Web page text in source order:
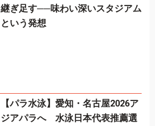
継ぎ足す──味わい深いスタジアム
という発想
【パラ水泳】愛知・名古屋2026ア
ジアパラへ 水泳日本代表推薦選